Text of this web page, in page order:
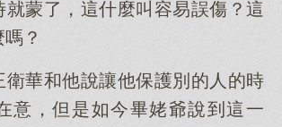
就蒙了，這什麼叫容易誤傷？這
？
衛華和他說讓他保護別的人的時
意，但是如今畢姥爺說到這一